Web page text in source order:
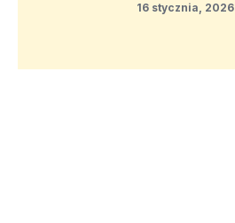
16 stycznia, 2026